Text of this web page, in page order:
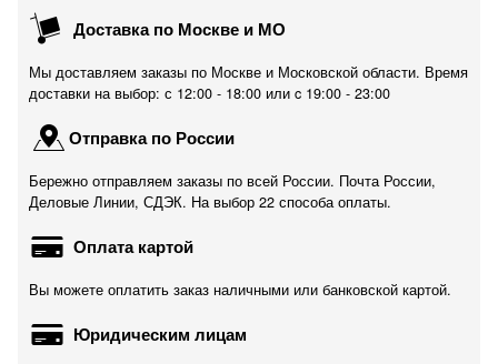
Доставка по Москве и МО
Мы доставляем заказы по Москве и Московской области. Время
доставки на выбор: с 12:00 - 18:00 или c 19:00 - 23:00
Отправка по России
Бережно отправляем заказы по всей России. Почта России,
Деловые Линии, СДЭК. На выбор 22 способа оплаты.
Оплата картой
Вы можете оплатить заказ наличными или банковской картой.
Юридическим лицам